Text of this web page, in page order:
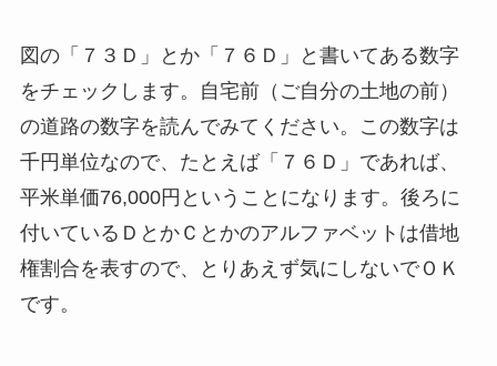
図の「７３Ｄ」とか「７６Ｄ」と書いてある数字
をチェックします。自宅前（ご自分の土地の前）
の道路の数字を読んでみてください。この数字は
千円単位なので、たとえば「７６Ｄ」であれば、
平米単価76,000円ということになります。後ろに
付いているＤとかＣとかのアルファベットは借地
権割合を表すので、とりあえず気にしないでＯＫ
です。